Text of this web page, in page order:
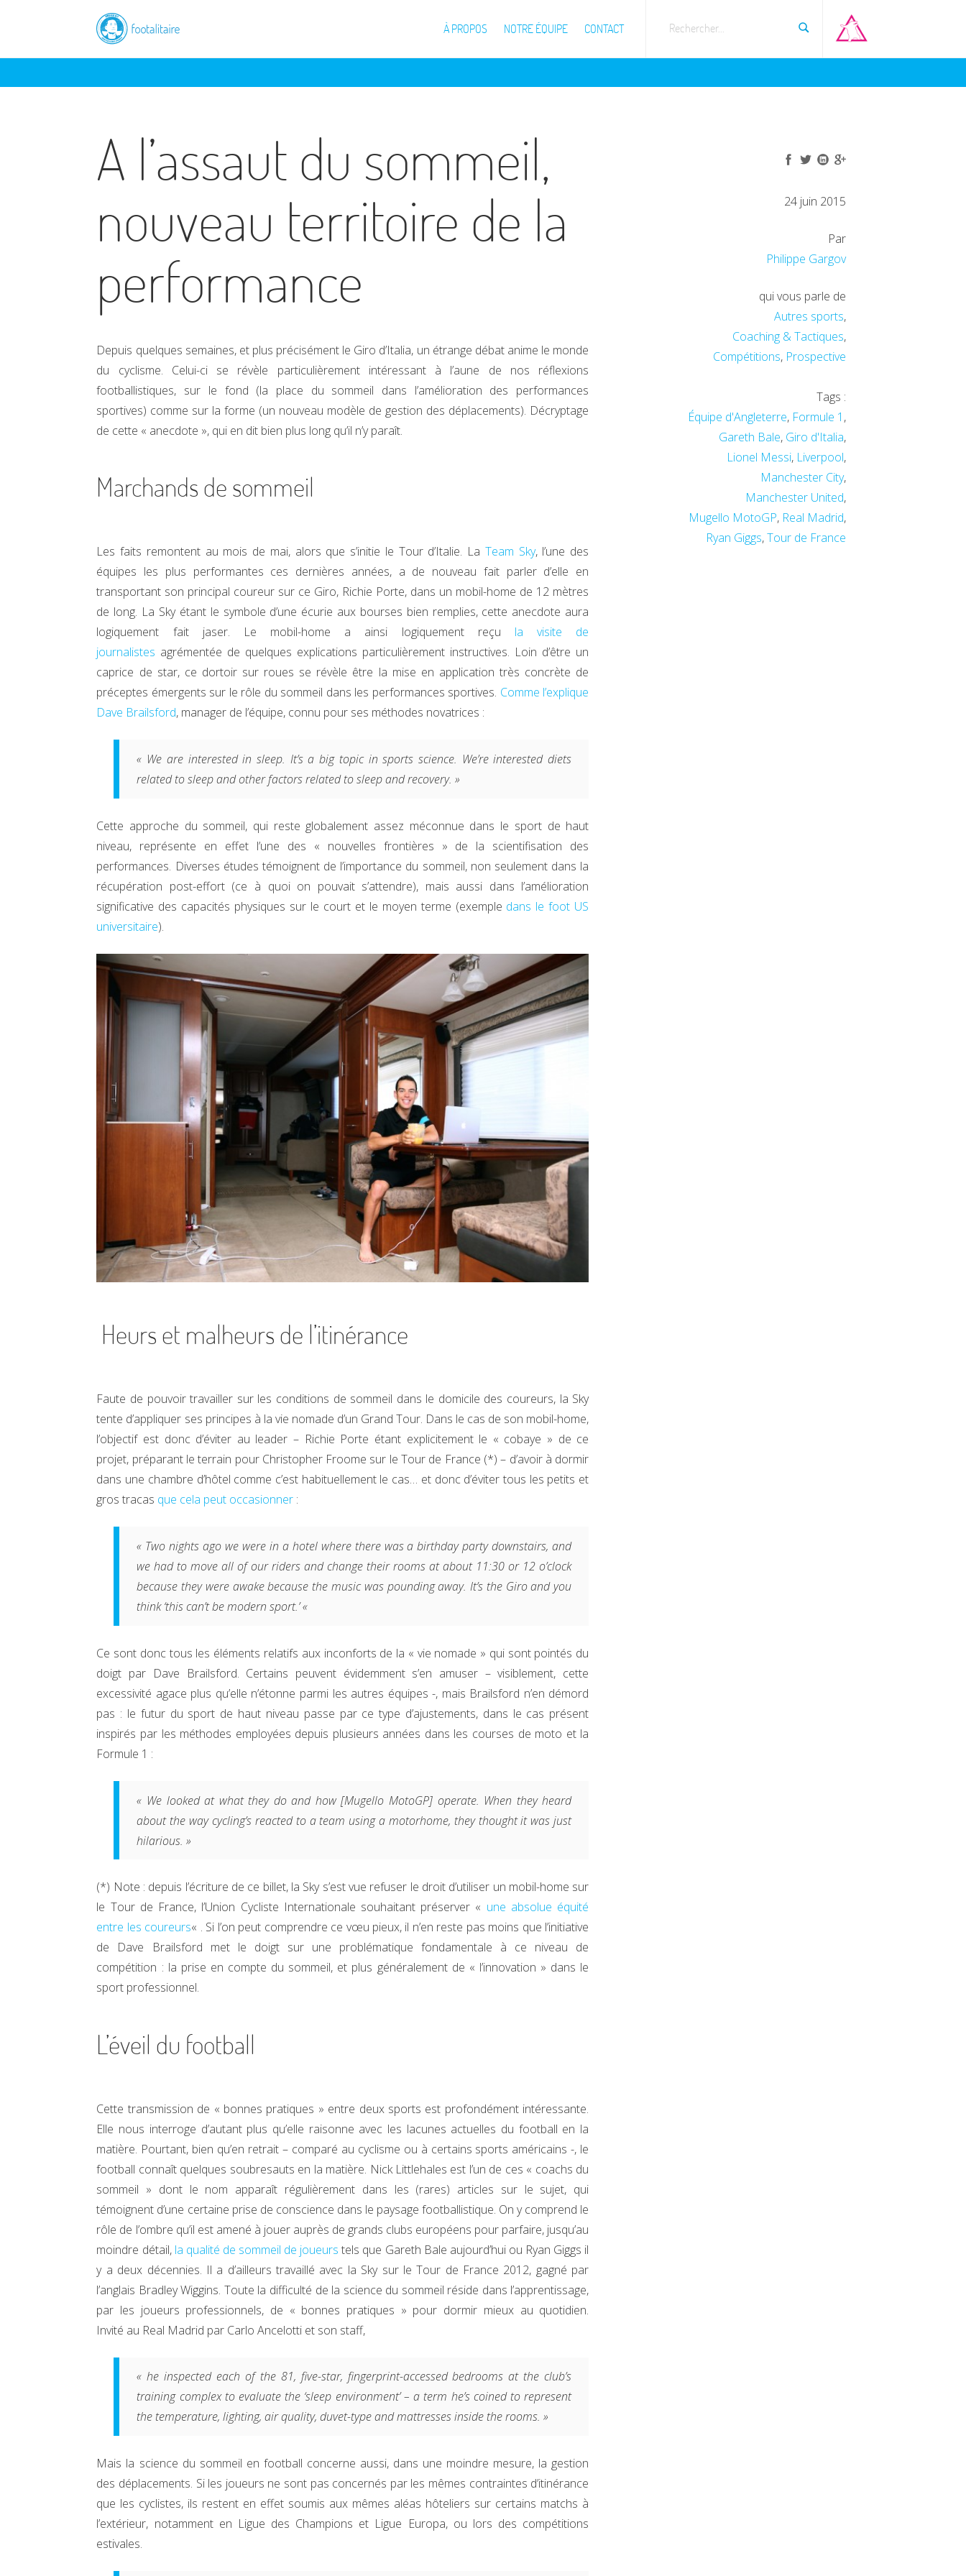
À PROPOS NOTRE ÉQUIPE CONTACT Rechercher...
A l’assaut du sommeil,
nouveau territoire de la
performance
Depuis quelques semaines, et plus précisément le Giro d’Italia, un étrange débat anime le monde
du cyclisme. Celui-ci se révèle particulièrement intéressant à l’aune de nos réflexions
footballistiques, sur le fond (la place du sommeil dans l’amélioration des performances
sportives) comme sur la forme (un nouveau modèle de gestion des déplacements). Décryptage
de cette « anecdote », qui en dit bien plus long qu’il n’y paraît.
Marchands de sommeil
Les faits remontent au mois de mai, alors que s’initie le Tour d’Italie. La Team Sky, l’une des
équipes les plus performantes ces dernières années, a de nouveau fait parler d’elle en
transportant son principal coureur sur ce Giro, Richie Porte, dans un mobil-home de 12 mètres
de long. La Sky étant le symbole d’une écurie aux bourses bien remplies, cette anecdote aura
logiquement fait jaser. Le mobil-home a ainsi logiquement reçu la visite de
journalistes agrémentée de quelques explications particulièrement instructives. Loin d’être un
caprice de star, ce dortoir sur roues se révèle être la mise en application très concrète de
préceptes émergents sur le rôle du sommeil dans les performances sportives. Comme l’explique
Dave Brailsford, manager de l’équipe, connu pour ses méthodes novatrices :
« We are interested in sleep. It’s a big topic in sports science. We’re interested diets
related to sleep and other factors related to sleep and recovery. »
Cette approche du sommeil, qui reste globalement assez méconnue dans le sport de haut
niveau, représente en effet l’une des « nouvelles frontières » de la scientifisation des
performances. Diverses études témoignent de l’importance du sommeil, non seulement dans la
récupération post-effort (ce à quoi on pouvait s’attendre), mais aussi dans l’amélioration
significative des capacités physiques sur le court et le moyen terme (exemple dans le foot US
universitaire).
Heurs et malheurs de l’itinérance
Faute de pouvoir travailler sur les conditions de sommeil dans le domicile des coureurs, la Sky
tente d’appliquer ses principes à la vie nomade d’un Grand Tour. Dans le cas de son mobil-home,
l’objectif est donc d’éviter au leader – Richie Porte étant explicitement le « cobaye » de ce
projet, préparant le terrain pour Christopher Froome sur le Tour de France (*) – d’avoir à dormir
dans une chambre d’hôtel comme c’est habituellement le cas… et donc d’éviter tous les petits et
gros tracas que cela peut occasionner :
« Two nights ago we were in a hotel where there was a birthday party downstairs, and
we had to move all of our riders and change their rooms at about 11:30 or 12 o’clock
because they were awake because the music was pounding away. It’s the Giro and you
think ‘this can’t be modern sport.’ «
Ce sont donc tous les éléments relatifs aux inconforts de la « vie nomade » qui sont pointés du
doigt par Dave Brailsford. Certains peuvent évidemment s’en amuser – visiblement, cette
excessivité agace plus qu’elle n’étonne parmi les autres équipes -, mais Brailsford n’en démord
pas : le futur du sport de haut niveau passe par ce type d’ajustements, dans le cas présent
inspirés par les méthodes employées depuis plusieurs années dans les courses de moto et la
Formule 1 :
« We looked at what they do and how [Mugello MotoGP] operate. When they heard
about the way cycling’s reacted to a team using a motorhome, they thought it was just
hilarious. »
(*) Note : depuis l’écriture de ce billet, la Sky s’est vue refuser le droit d’utiliser un mobil-home sur
le Tour de France, l’Union Cycliste Internationale souhaitant préserver « une absolue équité
entre les coureurs« . Si l’on peut comprendre ce vœu pieux, il n’en reste pas moins que l’initiative
de Dave Brailsford met le doigt sur une problématique fondamentale à ce niveau de
compétition : la prise en compte du sommeil, et plus généralement de « l’innovation » dans le
sport professionnel.
L’éveil du football
Cette transmission de « bonnes pratiques » entre deux sports est profondément intéressante.
Elle nous interroge d’autant plus qu’elle raisonne avec les lacunes actuelles du football en la
matière. Pourtant, bien qu’en retrait – comparé au cyclisme ou à certains sports américains -, le
football connaît quelques soubresauts en la matière. Nick Littlehales est l’un de ces « coachs du
sommeil » dont le nom apparaît régulièrement dans les (rares) articles sur le sujet, qui
témoignent d’une certaine prise de conscience dans le paysage footballistique. On y comprend le
rôle de l’ombre qu’il est amené à jouer auprès de grands clubs européens pour parfaire, jusqu’au
moindre détail, la qualité de sommeil de joueurs tels que Gareth Bale aujourd’hui ou Ryan Giggs il
y a deux décennies. Il a d’ailleurs travaillé avec la Sky sur le Tour de France 2012, gagné par
l’anglais Bradley Wiggins. Toute la difficulté de la science du sommeil réside dans l’apprentissage,
par les joueurs professionnels, de « bonnes pratiques » pour dormir mieux au quotidien.
Invité au Real Madrid par Carlo Ancelotti et son staff,
« he inspected each of the 81, five-star, fingerprint-accessed bedrooms at the club’s
training complex to evaluate the ‘sleep environment’ – a term he’s coined to represent
the temperature, lighting, air quality, duvet-type and mattresses inside the rooms. »
Mais la science du sommeil en football concerne aussi, dans une moindre mesure, la gestion
des déplacements. Si les joueurs ne sont pas concernés par les mêmes contraintes d’itinérance
que les cyclistes, ils restent en effet soumis aux mêmes aléas hôteliers sur certains matchs à
l’extérieur, notamment en Ligue des Champions et Ligue Europa, ou lors des compétitions
estivales.
24 juin 2015
Par
Philippe Gargov
qui vous parle de
Autres sports,
Coaching & Tactiques,
Compétitions, Prospective
Tags :
Équipe d'Angleterre, Formule 1 ,
Gareth Bale, Giro d'Italia,
Lionel Messi, Liverpool,
Manchester City,
Manchester United,
Mugello MotoGP, Real Madrid,
Ryan Giggs,Tour de France